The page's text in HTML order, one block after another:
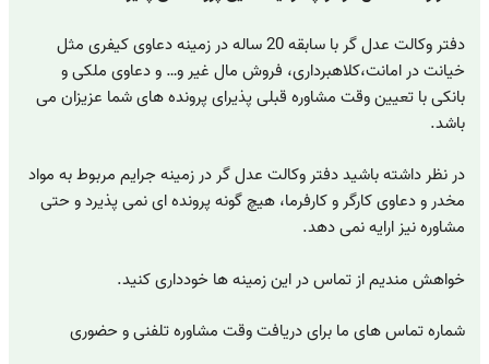
دفتر وکالت عدل گر با سابقه 20 ساله در زمینه دعاوی کیفری مثل
خیانت در امانت،کلاهبرداری، فروش مال غیر و… و دعاوی ملکی و
بانکی با تعیین وقت مشاوره قبلی پذیرای پرونده های شما عزیزان می
باشد.
در نظر داشته باشید دفتر وکالت عدل گر در زمینه جرایم مربوط به مواد
مخدر و دعاوی کارگر و کارفرما، هیچ گونه پرونده ای نمی پذیرد و حتی
مشاوره نیز ارایه نمی دهد.
خواهش مندیم از تماس در این زمینه ها خودداری کنید.
شماره تماس های ما برای دریافت وقت مشاوره تلفنی و حضوری